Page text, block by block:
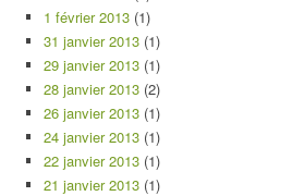
1 février 2013 (1)
31 janvier 2013 (1)
29 janvier 2013 (1)
28 janvier 2013 (2)
26 janvier 2013 (1)
24 janvier 2013 (1)
22 janvier 2013 (1)
21 janvier 2013 (1)